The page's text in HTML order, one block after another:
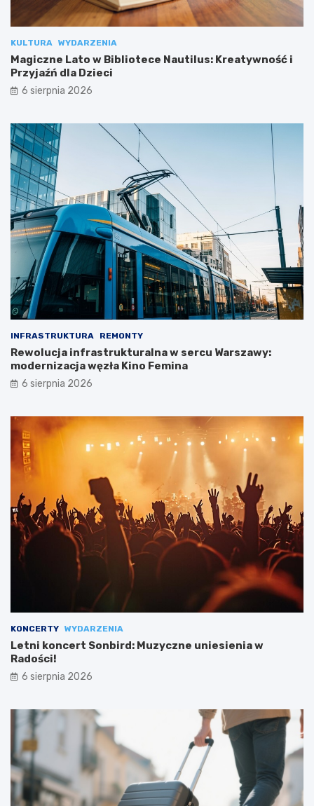
KULTURA WYDARZENIA
Magiczne Lato w Bibliotece Nautilus: Kreatywność i
Przyjaźń dla Dzieci
6 sierpnia 2026
INFRASTRUKTURA REMONTY
Rewolucja infrastrukturalna w sercu Warszawy:
modernizacja węzła Kino Femina
6 sierpnia 2026
KONCERTY WYDARZENIA
Letni koncert Sonbird: Muzyczne uniesienia w
Radości!
6 sierpnia 2026